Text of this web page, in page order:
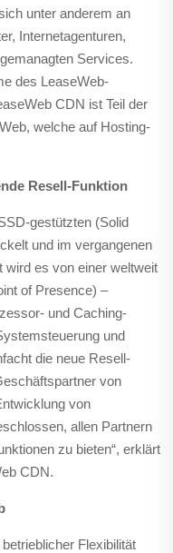
unter anderem an
Internetagenturen,
Services.
des LeaseWeb-
CDN ist Teil der
welche auf Hosting-
Resell-Funktion
gestützten (Solid
und im vergangenen
es von einer weltweit
of Presence) –
und Caching-
und
die neue Resell-
von
von
allen Partnern
zu bieten“, erklärt
CDN.
Flexibilität